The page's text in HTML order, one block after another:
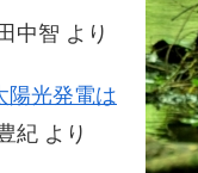
田中智 より
陽光発電は
紀 より